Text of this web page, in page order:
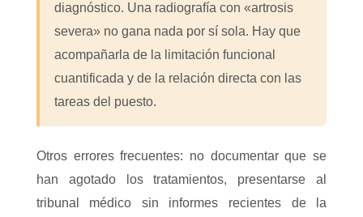
diagnóstico. Una radiografía con «artrosis
severa» no gana nada por sí sola. Hay que
acompañarla de la limitación funcional
cuantificada y de la relación directa con las
tareas del puesto.
Otros errores frecuentes: no documentar que se
han agotado los tratamientos, presentarse al
tribunal médico sin informes recientes de la